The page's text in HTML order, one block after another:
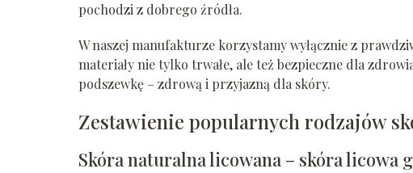
pochodzi z dobrego źródła.
W naszej manufakturze korzystamy wyłącznie z
materiały nie tylko trwałe, ale też bezpieczne dla
podszewkę – zdrową i przyjazną dla skóry.
Zestawienie popularnych rodzajów
Skóra naturalna licowana – skóra licowa